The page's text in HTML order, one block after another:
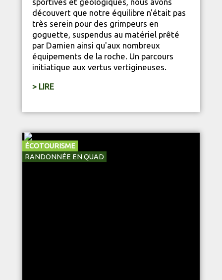
sportives et géologiques, nous avons
découvert que notre équilibre n'était pas
très serein pour des grimpeurs en
goguette, suspendus au matériel prêté
par Damien ainsi qu'aux nombreux
équipements de la roche. Un parcours
initiatique aux vertus vertigineuses.
> LIRE
ÉCOTOURISME
RANDONNÉE EN QUAD